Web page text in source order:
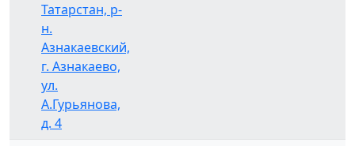
Татарстан, р-
н.
Азнакаевский,
г. Азнакаево,
ул.
А.Гурьянова,
д. 4